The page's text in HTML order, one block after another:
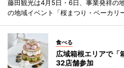
藤田観光は4月5日・6日、事業発祥の
の地域イベント「桜まつり・ベーカリ
食べる
広域箱根エリアで
32店舗参加